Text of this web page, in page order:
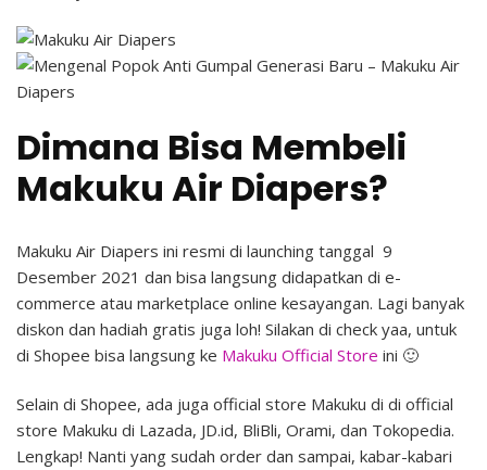
Dimana Bisa Membeli
Makuku Air Diapers?
Makuku Air Diapers ini resmi di launching tanggal 9
Desember 2021 dan bisa langsung didapatkan di e-
commerce atau marketplace online kesayangan. Lagi banyak
diskon dan hadiah gratis juga loh! Silakan di check yaa, untuk
di Shopee bisa langsung ke Makuku Official Store ini 🙂
Selain di Shopee, ada juga official store Makuku di di official
store Makuku di Lazada, JD.id, BliBli, Orami, dan Tokopedia.
Lengkap! Nanti yang sudah order dan sampai, kabar-kabari